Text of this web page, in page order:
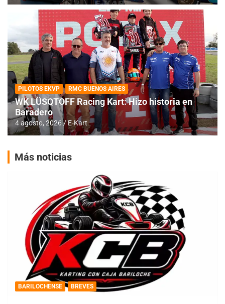
PILOTOS EKVP RMC BUENOS AIRES
WK LÜSQTOFF Racing Kart: Hizo historia en
Baradero
4 agosto, 2026 E-Kart
Más noticias
BARILOCHENSE BREVES